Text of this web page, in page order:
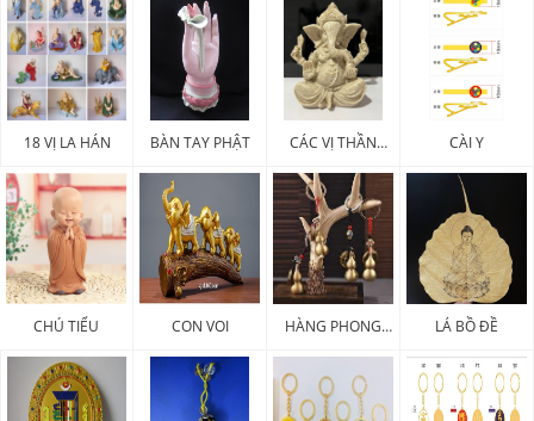
18 VỊ LA HÁN BÀN TAY PHẬT
CÁC VỊ THẦN
CÀI Y
CHÚ TIỂU CON VOI
HÀNG PHONG
LÁ BỒ ĐỀ